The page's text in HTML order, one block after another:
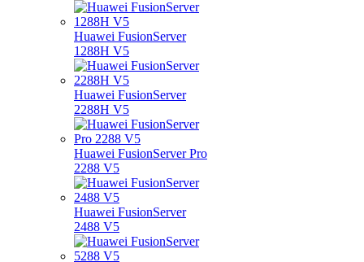
Huawei FusionServer
1288H V5
Huawei FusionServer
2288H V5
Huawei FusionServer Pro
2288 V5
Huawei FusionServer
2488 V5